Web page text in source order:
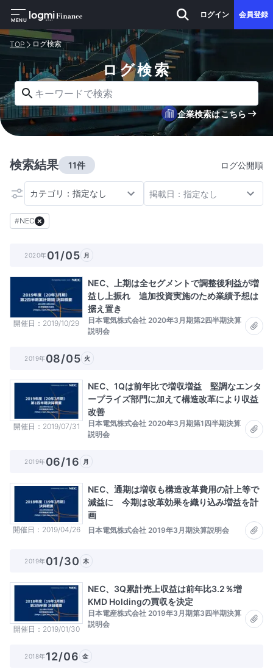
MENU
ログイン 会員登録
TOP ログ検索
ログ検索
企業検索はこちら
検索結果 11件 ログ公開順
カテゴリ：指定なし 掲載日：指定なし
#NEC
2020年01/05 月
開催日 2019/10/29
NEC、上期は全セグメントで調整後利益が増
益し上振れ 追加投資実施のため業績予想は
据え置き
日本電気株式会社 2020年3月期第2四半期決算
説明会
2019年08/05 火
開催日 2019/07/31
NEC、1Qは前年比で増収増益 堅調なエンタ
ープライズ部門に加えて構造改革により収益
改善
日本電気株式会社 2020年3月期第1四半期決算
説明会
2019年06/16 月
開催日 2019/04/26
NEC、通期は増収も構造改革費用の計上等で
減益に 今期は改革効果を織り込み増益を計
画
日本電気株式会社 2019年3月期決算説明会
2019年01/30 木
開催日 2019/01/30
NEC、3Q累計売上収益は前年比3.2％増
KMD Holdingの買収を決定
日本電産株式会社 2019年3月期第3四半期決算
説明会
2018年12/06 金